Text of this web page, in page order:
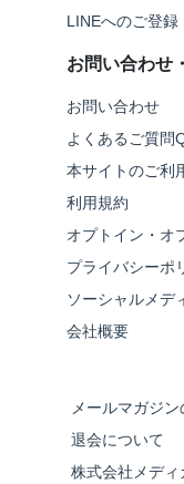
LINEへのご登録
お問い合わせ
お問い合わせ
よくあるご質問
本サイトのご利
利用規約
オプトイン・オ
プライバシーポ
ソーシャルメデ
会社概要
メールマガジ
退会について
株式会社メデ